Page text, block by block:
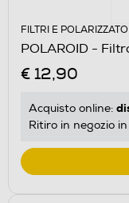
FILTRI E
POLAROID -
€ 12,90
Acquisto online:
Ritiro in negozio